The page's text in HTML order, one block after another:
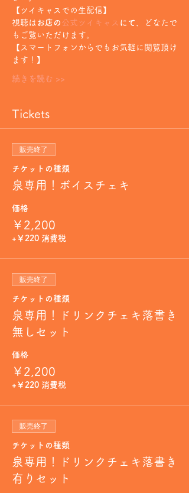
【ツイキャスでの生配信】
視聴は お店の 公式ツイキャス にて 、どなたで
もご覧いただけます。
【スマートフォンからでもお気軽に閲覧頂け
ます！】
続きを読む >>
Tickets
販売終了
チケットの種類
泉専用！ボイスチェキ
価格
￥2,200
+￥220 消費税
販売終了
チケットの種類
泉専用！ドリンクチェキ落書き
無しセット
価格
￥2,200
+￥220 消費税
販売終了
チケットの種類
泉専用！ドリンクチェキ落書き
有りセット